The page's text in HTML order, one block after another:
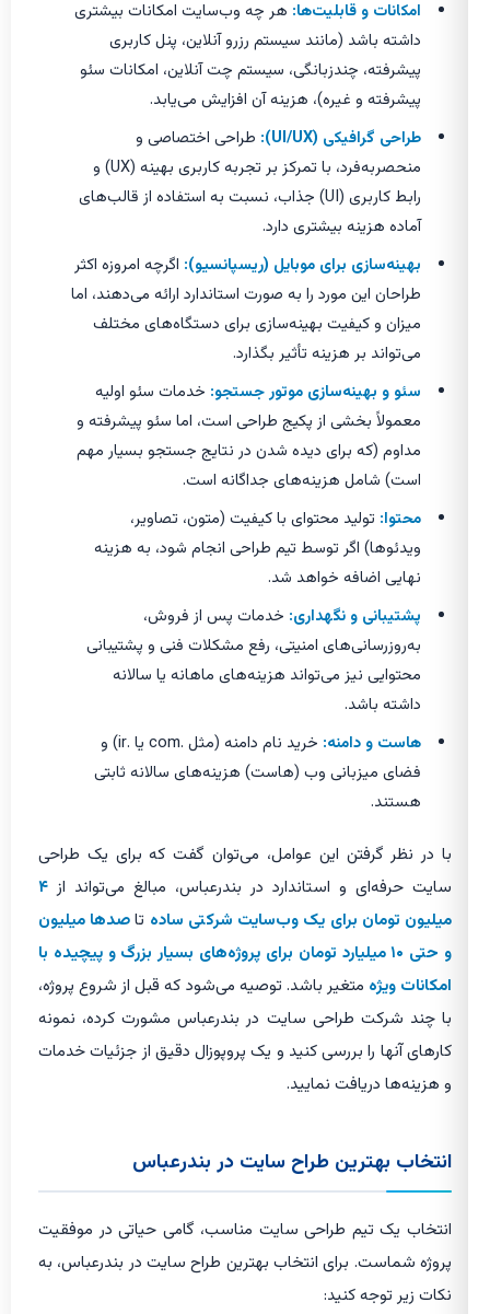
امکانات و قابلیت‌ها: هر چه وب‌سایت امکانات بیشتری
داشته باشد (مانند سیستم رزرو آنلاین، پنل کاربری
پیشرفته، چندزبانگی، سیستم چت آنلاین، امکانات سئو
پیشرفته و غیره)، هزینه آن افزایش می‌یابد.
طراحی گرافیکی (UI/UX):
طراحی اختصاصی و
منحصربه‌فرد، با تمرکز بر تجربه کاربری بهینه (UX) و
رابط کاربری (UI) جذاب، نسبت به استفاده از قالب‌های
آماده هزینه بیشتری دارد.
بهینه‌سازی برای موبایل (ریسپانسیو): اگرچه امروزه اکثر
طراحان این مورد را به صورت استاندارد ارائه می‌دهند، اما
میزان و کیفیت بهینه‌سازی برای دستگاه‌های مختلف
می‌تواند بر هزینه تأثیر بگذارد.
سئو و بهینه‌سازی موتور جستجو: خدمات سئو اولیه
معمولاً بخشی از پکیج طراحی است، اما سئو پیشرفته و
مداوم (که برای دیده شدن در نتایج جستجو بسیار مهم
است) شامل هزینه‌های جداگانه است.
محتوا: تولید محتوای با کیفیت (متون، تصاویر،
ویدئوها) اگر توسط تیم طراحی انجام شود، به هزینه
نهایی اضافه خواهد شد.
پشتیبانی و نگهداری: خدمات پس از فروش،
به‌روزرسانی‌های امنیتی، رفع مشکلات فنی و پشتیبانی
محتوایی نیز می‌تواند هزینه‌های ماهانه یا سالانه
داشته باشد.
هاست و دامنه:
خرید نام دامنه (مثل .com یا .ir) و
فضای میزبانی وب (هاست) هزینه‌های سالانه ثابتی
هستند.
با در نظر گرفتن این عوامل، می‌توان گفت که برای یک طراحی
سایت حرفه‌ای و استاندارد در بندرعباس، مبالغ می‌تواند از ۴
میلیون تومان برای یک وب‌سایت شرکتی ساده تاصدها میلیون
و حتی ۱۰ میلیارد تومان برای پروژه‌های بسیار بزرگ و پیچیده با
امکانات ویژه متغیر باشد. توصیه می‌شود که قبل از شروع پروژه،
با چند شرکت طراحی سایت در بندرعباس مشورت کرده، نمونه
کارهای آنها را بررسی کنید و یک پروپوزال دقیق از جزئیات خدمات
و هزینه‌ها دریافت نمایید.
انتخاب بهترین طراح سایت در بندرعباس
انتخاب یک تیم طراحی سایت مناسب، گامی حیاتی در موفقیت
پروژه شماست. برای انتخاب بهترین طراح سایت در بندرعباس، به
نکات زیر توجه کنید: